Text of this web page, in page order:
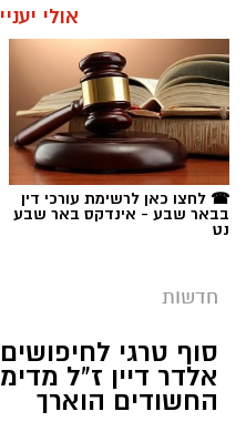
אולי
☎ לחצו כאן לרשימת עורכי דין
בבאר שבע - אינדקס באר שבע
נט
חדשות
סוף טרגי
אלדר דיין ז"ל
החשודים הוארך